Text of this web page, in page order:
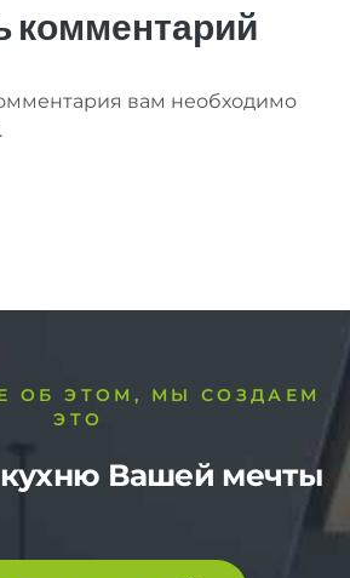
комментарий
вам необходимо
.
ОБ ЭТОМ, МЫ СОЗДАЕМ
ЭТО
Вашей мечты